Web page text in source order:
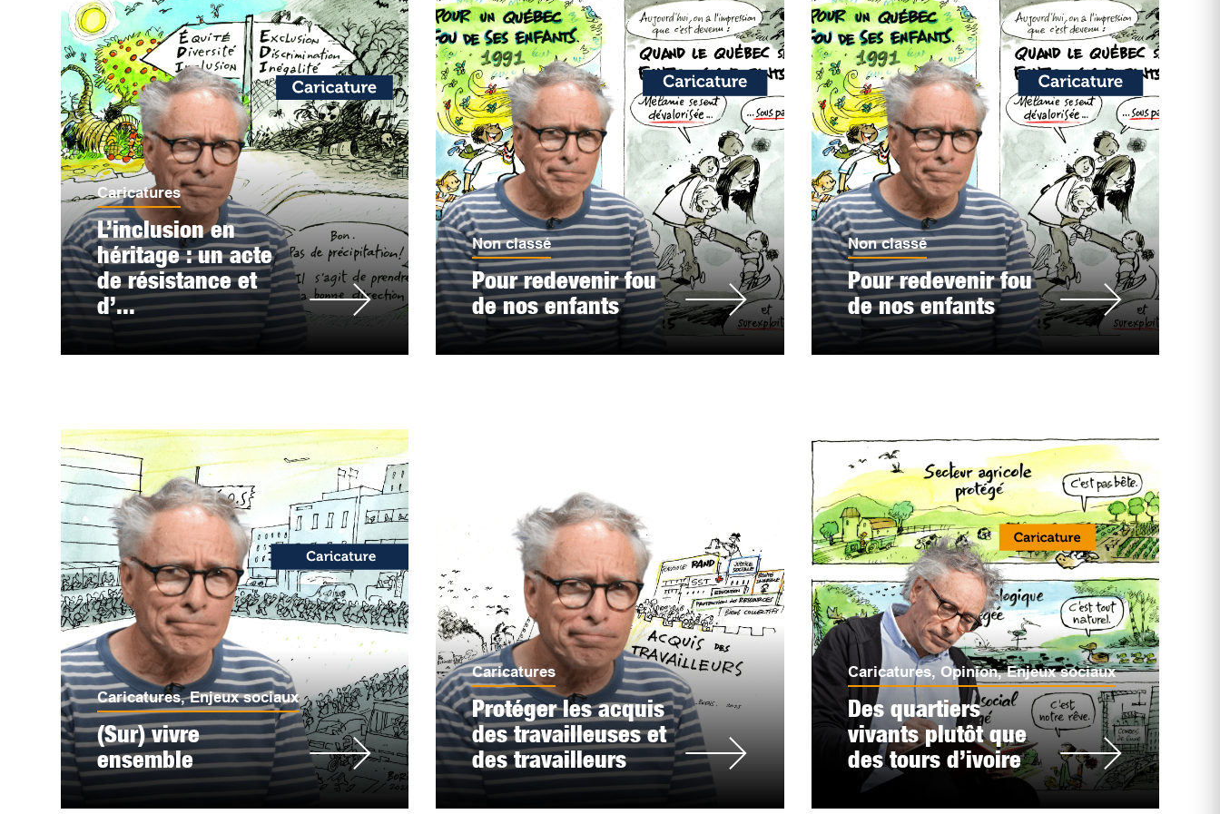
Caricatures
L’inclusion en
héritage : un acte
de résistance et
d’...
Non classé
Pour redevenir fou
de nos enfants
Non classé
Pour redevenir fou
de nos enfants
Caricatures,Enjeux sociaux
(Sur) vivre
ensemble
Caricatures
Protéger les acquis
des travailleuses et
des travailleurs
Caricatures, Opinion,Enjeux sociaux
Des quartiers
vivants plutôt que
des tours d’ivoire